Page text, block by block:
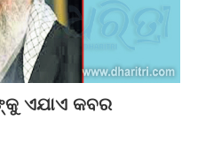
ଏଯାଏ କବର